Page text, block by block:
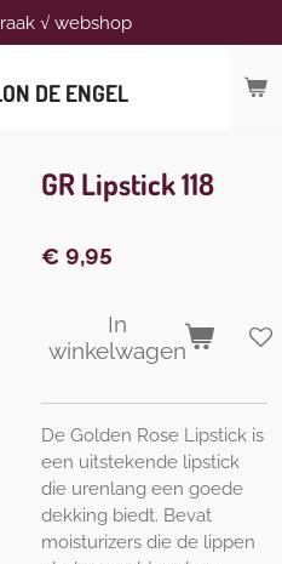
DE ENGEL
√ webshop
GR Lipstick 118
€ 9,95
In
winkelwagen
De Golden Rose Lipstick is
een uitstekende lipstick
die urenlang een goede
dekking biedt. Bevat
moisturizers die de lippen